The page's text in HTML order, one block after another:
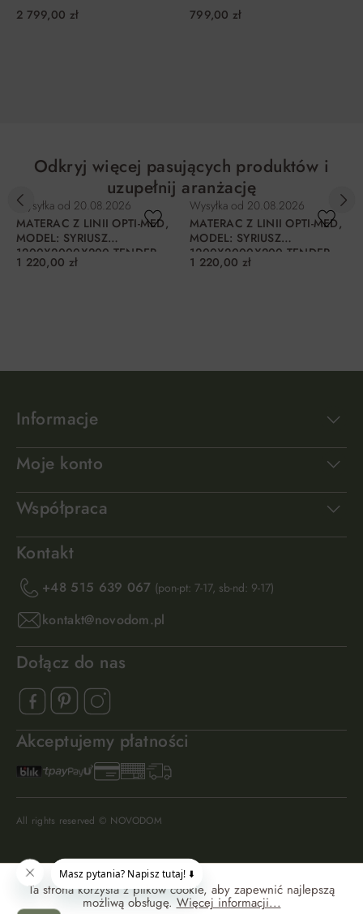
2 799,00 zł
799,00 zł
Odkryj więcej pasujących produktów i
uzupełnij aranżację
Wysyłka od 20.08.2026
MATERAC Z LINII OPTI-MED,
MODEL: SYRIUSZ
1200X2000X200 TENDER
200 H2
1 220,00 zł
Wysyłka od 20.08.2026
MATERAC Z LINII OPTI-MED,
MODEL: SYRIUSZ
1200X2000X200 TENDER
200 H3
1 220,00 zł
Informacje
Moje konto
Współpraca
Kontakt
+48 515 639 067 (pon-pt: 7-17, sb-nd: 9-17)
kontakt@novodom.pl
Dołącz do nas
Akceptujemy płatności
All rights reserved © NOVODOM
Ta strona korzysta z plików cookie, aby zapewnić najlepszą
możliwą obsługę. Więcej informacji...